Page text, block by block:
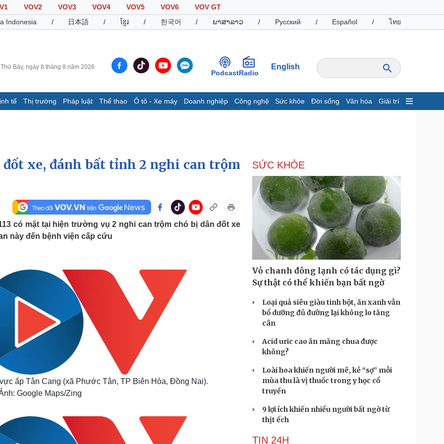
VOV2 VOV3 VOV4 VOV5 VOV6
VOV GT
Indonesia / 日本語 / ខ្មែរ / 한국어 / ພາສາລາວ / Русский / Español / ไทย
Thứ Bảy, ngày 8 tháng 8 năm 2026
PodcastRadio
English
tế Thị trường Pháp luật Thể thao Ô tô - Xe máy Doanh nghiệp Công nghệ Sức khỏe Đời sống Văn hóa Giải trí
Infographic
Giá cà phê
Thể thao
Bóng đá
Lịch thi đấu bóng đá
Thế giới thể thao
Ô tô - Xe máy
Ô tô
Xe máy
Doanh nghiệp
Thông tin doanh nghiệp
Doanh nghiệp 24h
Doanh nhân
Vì cộng đồng
Công nghệ
Sành điệu
Tin Công nghệ
Trải nghiệm
Chuyển đổi số
Sân khấu - Điện ảnh
Văn học
Âm nhạc
Nghệ sĩ
Thời trang
Sao Việt
Podcast
Câu chuyện thời sự
Đọc truyện đêm khuya
Cửa sổ tình yêu
xe, đánh bất tỉnh 2 nghi can trộm
có mặt tại hiện trường vụ 2 nghi can trộm chó bị dân đốt xe
này đến bệnh viện cấp cứu
ấp Tân Cang (xã Phước Tân, TP Biên Hòa, Đồng Nai).
Google Maps/Zing
SỨC KHỎE
Vỏ chanh đông lạnh có tác dụng gì?
Sự thật có thể khiến bạn bất ngờ
Loại quả siêu giàu tinh bột, ăn xanh vẫn
bổ dưỡng đủ đường lại không lo tăng
cân
Acid uric cao ăn măng chua được
không?
Loài hoa khiến người mê, kẻ “sợ” mỗi
mùa thu là vị thuốc trong y học cổ
truyền
9 lợi ích khiến nhiều người bất ngờ từ
thịt ếch
TIN 24H